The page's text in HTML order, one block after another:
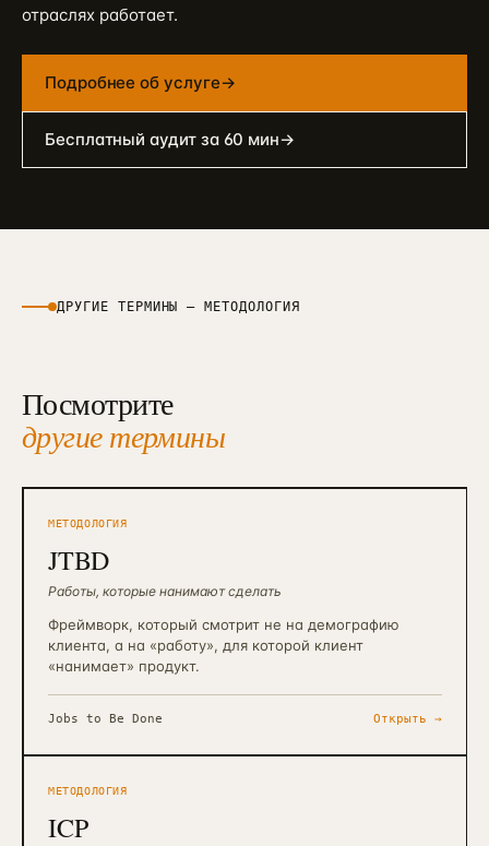
отраслях работает.
Подробнее об услуге→
Бесплатный аудит за 60 мин→
ДРУГИЕ ТЕРМИНЫ — МЕТОДОЛОГИЯ
Посмотрите
другие термины
МЕТОДОЛОГИЯ
JTBD
Работы, которые нанимают сделать
Фреймворк, который смотрит не на демографию
клиента, а на «работу», для которой клиент
«нанимает» продукт.
Jobs to Be Done Открыть →
МЕТОДОЛОГИЯ
ICP